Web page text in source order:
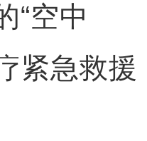
“空中
紧急救援